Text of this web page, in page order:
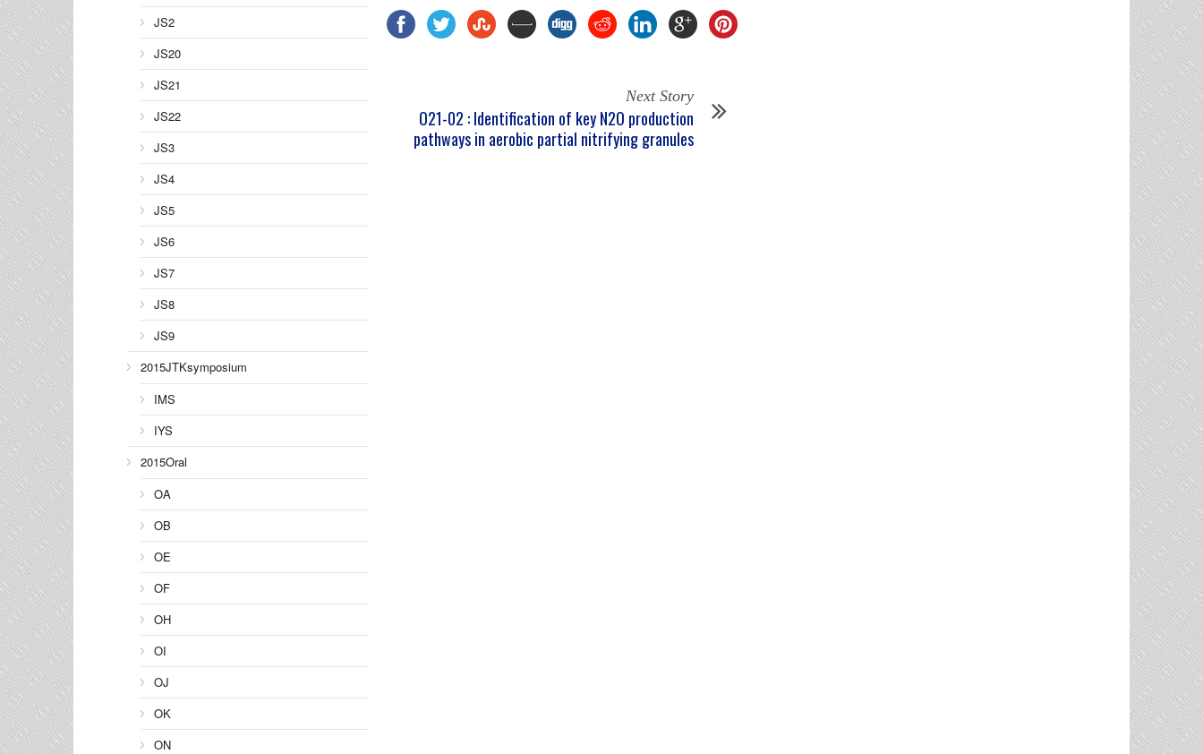
Next Story
O21-02 : Identification of key N2O production
pathways in aerobic partial nitrifying granules
JS2
JS20
JS21
JS22
JS3
JS4
JS5
JS6
JS7
JS8
JS9
2015JTKsymposium
IMS
IYS
2015Oral
OA
OB
OE
OF
OH
OI
OJ
OK
ON